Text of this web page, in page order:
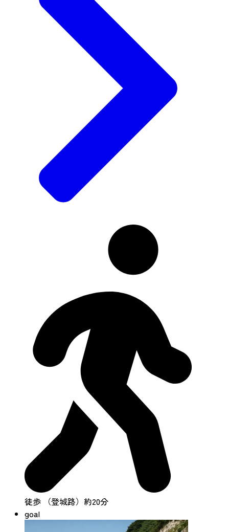
徒歩 （登城路）約20分
goal